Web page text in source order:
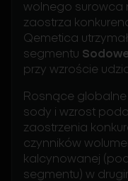
wolnego surowca
zaostrza
Qemetica
segmentu
przy wzroście
Rosnące
sody i wzrost
zaostrzenia
czynników
kalcynowanej
segmentu) w